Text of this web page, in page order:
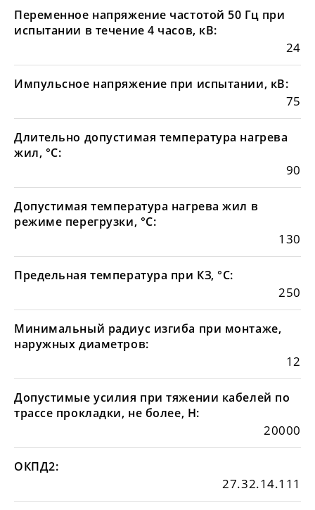
Переменное напряжение частотой 50 Гц при
испытании в течение 4 часов, кВ:
24
Импульсное напряжение при испытании, кВ:
75
Длительно допустимая температура нагрева
жил, °С:
90
Допустимая температура нагрева жил в
режиме перегрузки, °С:
130
Предельная температура при КЗ, °С:
250
Минимальный радиус изгиба при монтаже,
наружных диаметров:
12
Допустимые усилия при тяжении кабелей по
трассе прокладки, не более, Н:
20000
ОКПД2:
27.32.14.111